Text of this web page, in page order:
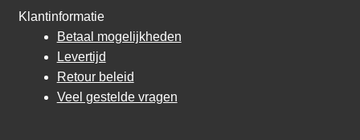
Klantinformatie
Betaal mogelijkheden
Levertijd
Retour beleid
Veel gestelde vragen